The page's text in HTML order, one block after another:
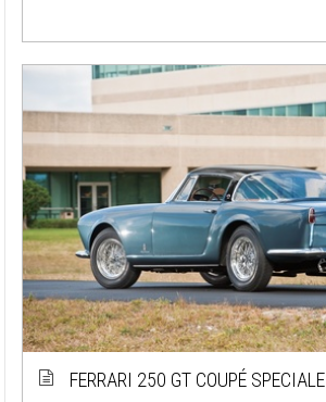
FERRARI 250 GT COUPÉ SPECIALE